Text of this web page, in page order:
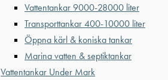
Vattentankar 9000-28000 liter
Transporttankar 400-10000 liter
Öppna kärl & koniska tankar
Marina vatten & septiktankar
Vattentankar Under Mark